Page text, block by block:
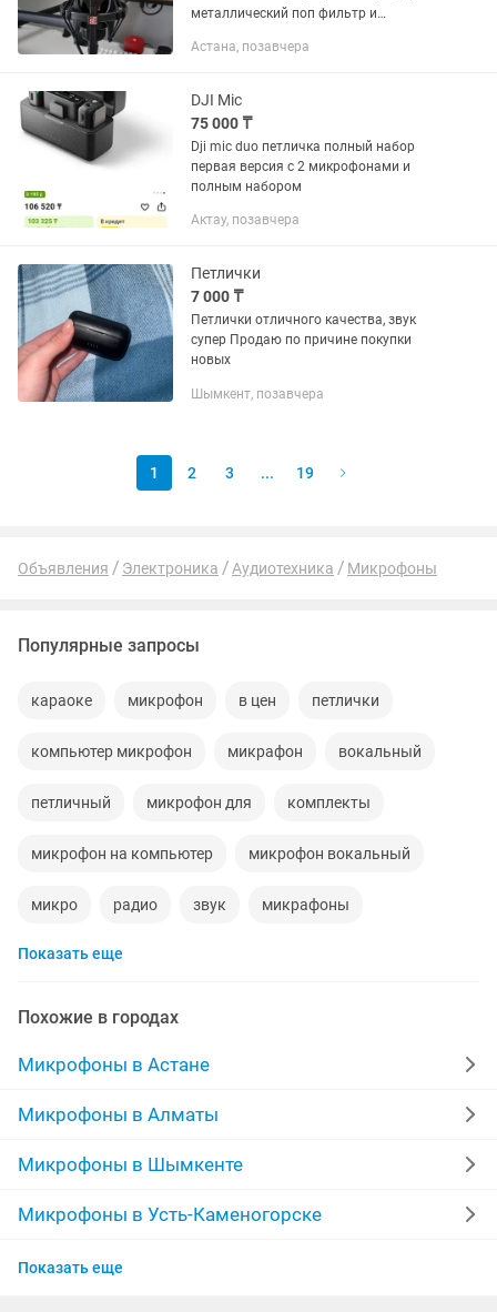
металлический поп фильтр и
Цена за всё 95.000 тг Если по
Астана, позавчера
DJI Mic
75 000 ₸
Dji mic duo петличка полный набор
первая версия с 2 микрофонами и
полным набором
Актау, позавчера
Петлички
7 000 ₸
Петлички отличного качества, звук
супер Продаю по причине покупки
новых
Шымкент, позавчера
1 2 3 ... 19
Объявления Электроника Аудиотехника Микрофоны
Популярные запросы
караоке микрофон в цен петлички
компьютер микрофон микрафон вокальный
петличный микрофон для комплекты
микрофон на компьютер микрофон вокальный
микро радио звук микрафоны
аксессуар
телефон android пк комплект
комплект звука plus
ноутбук 10 музыкальная
акустический комплект компьютер
акустический
Показать еще
Похожие в городах
Микрофоны в Астане
Микрофоны в Алматы
Микрофоны в Шымкенте
Микрофоны в Усть-Каменогорске
Микрофоны в Актау
Показать еще